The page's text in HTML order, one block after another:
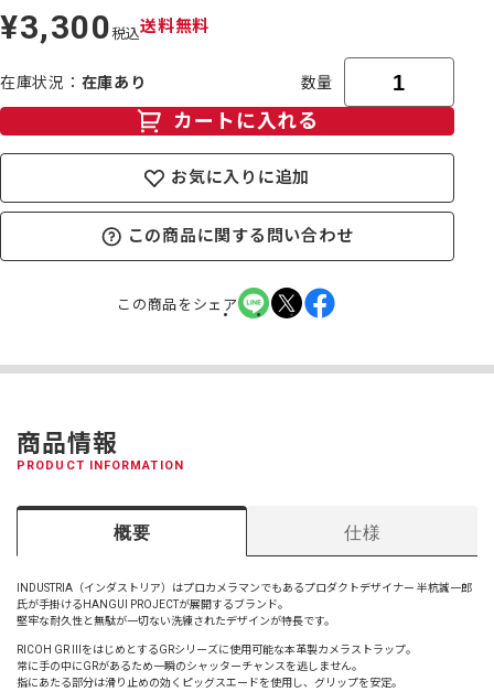
定
価
¥3,300税込送料無料
在庫状況 在庫あり 数量
カートに入れる
お気に入りに追加
この商品に関する問い合わせ
この商品をシェア
商品情報
PRODUCT INFORMATION
概要 仕様
INDUSTRIA（インダストリア）はプロカメラマンでもあるプロダクトデザイナー 半杭誠一郎
氏が手掛けるHANGUI PROJECTが展開するブランド。
堅牢な耐久性と無駄が一切ない洗練されたデザインが特長です。
RICOH GR IIIをはじめとするGRシリーズに使用可能な本革製カメラストラップ。
常に手の中にGRがあるため一瞬のシャッターチャンスを逃しません。
指にあたる部分は滑り止めの効くピッグスエードを使用し、グリップを安定。